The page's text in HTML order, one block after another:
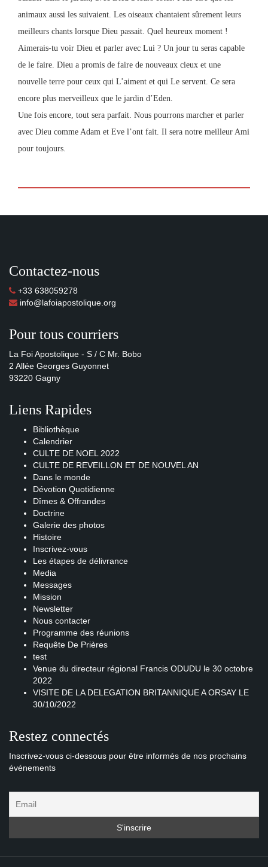
animaux aussi les suivaient. Les oiseaux chantaient sûrement leurs
meilleurs chants lorsque Dieu passait. Quel heureux moment !
Aimerais-tu voir Dieu et parler avec Lui ? Un jour tu seras capable
de le faire. Dieu a promis de faire de nouveaux cieux et une
nouvelle terre pour ceux qui L’aiment et qui Le servent. Ce sera
encore plus merveilleux que le jardin d’Eden.
Une fois encore, tout sera parfait. Nous pourrons marcher et parler
avec Dieu comme Adam et Eve l’ont fait. Il sera notre meilleur Ami
pour toujours.
Contactez-nous
+33 638059278
info@lafoiapostolique.org
Pour tous courriers
La Foi Apostolique - S / C Mr. Bobo
2 Allée Georges Guyonnet
93220 Gagny
Liens Rapides
Bibliothèque
Calendrier
CULTE DE NOEL 2022
CULTE DE REVEILLON ET DE NOUVEL AN
Dans le monde
Dévotion Quotidienne
Dîmes & Offrandes
Doctrine
Galerie des photos
Histoire
Inscrivez-vous
Les étapes de délivrance
Media
Messages
Mission
Newsletter
Nous contacter
Programme des réunions
Requête De Prières
test
Venue du directeur régional Francis ODUDU le 30 octobre
2022
VISITE DE LA DELEGATION BRITANNIQUE A ORSAY LE
30/10/2022
Restez connectés
Inscrivez-vous ci-dessous pour être informés de nos prochains
événements